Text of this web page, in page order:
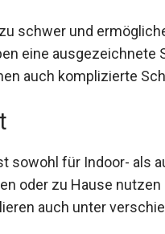
schwer und
eine
auch komplizierte
sowohl für Indoor- als
oder zu Hause
auch unter